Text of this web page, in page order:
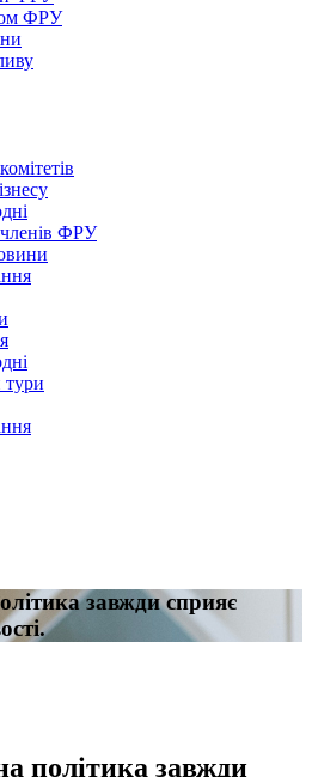
ФРУ
ФРУ
завжди сприяє
політика завжди